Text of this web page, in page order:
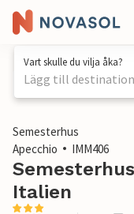
Vart skulle du vilja åka?
Lägg till
1 / 30
Semesterhus
Apecchio
IMM406
Italien